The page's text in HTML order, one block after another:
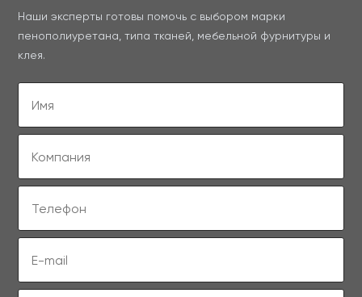
Наши эксперты готовы помочь с выбором марки
пенополиуретана, типа тканей, мебельной фурнитуры и
клея.